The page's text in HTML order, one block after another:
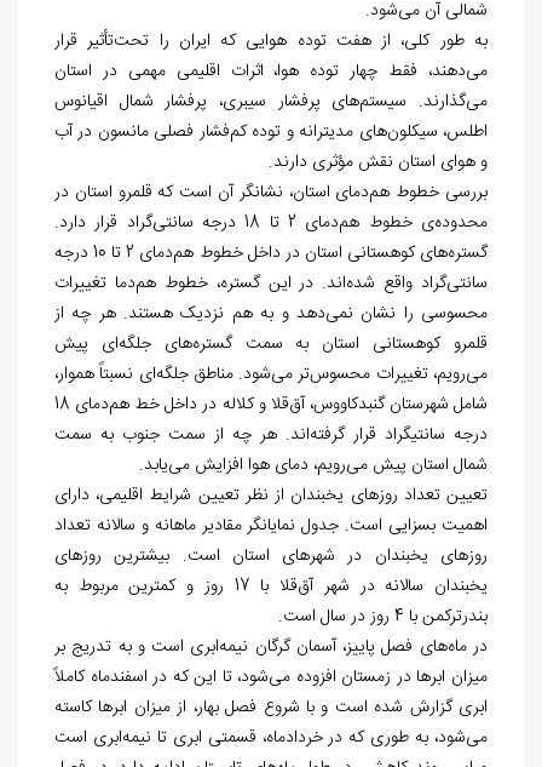
شمالی آن می‏‌شود.
به طور کلی، از هفت توده هوایی که ایران را تحتتأثیر قرار
میدهند، فقط چهار توده هوا، اثرات اقلیمی مهمی در استان
میگذارند. سیستمهای پرفشار سیبری، پرفشار شمال اقیانوس
اطلس، سیکلونهای مدیترانه و توده کمفشار فصلی مانسون در آب
و هوای استان نقش مؤثری دارند.
بررسی خطوط همدمای استان، نشانگر آن است که قلمرو استان در
محدوده‏‌ی خطوط همدمای 2 تا 18 درجه سانتی
گراد قرار دارد.
گسترههای کوهستانی استان در داخل خطوط هم
دمای 2 تا 10 درجه
سانتیگراد واقع شدهاند. در این گستره، خطوط همدما تغییرات
محسوسی را نشان نمیدهد و به هم نزدیک هستند. هر چه از
قلمرو کوهستانی استان به سمت گسترههای جلگهای پیش
میرویم، تغییرات محسوستر میشود. مناطق جلگهای نسبتاً هموار،
شامل شهرستان گنبدکاووس، آققلا و کلاله در داخل خط هم
دمای 18
درجه سانتی‏گراد قرار گرفتهاند. هر چه از سمت جنوب به سمت
شمال استان پیش میرویم، دمای هوا افزایش مییابد.
تعیین تعداد روزهای یخبندان از نظر تعیین شرایط اقلیمی، دارای
اهمیت بسزایی است. جدول نمایانگر مقادیر ماهانه و سالانه تعداد
روزهای یخبندان در شهرهای استان است. بیشترین روزهای
یخبندان سالانه در شهر آق
قلا با 17 روز و کمترین مربوط به
بندرترکمن با 4 روز در سال است.
در ماه‌های فصل پاییز، آسمان گرگان نیمه‌ابری است و به تدریج بر
میزان ابرها در زمستان افزوده می‌شود، تا این که در اسفندماه کاملاً
ابری گزارش شده است و با شروع فصل بهار، از میزان ابرها کاسته
می‏‌شود، به طوری که در خردادماه، قسمتی ابری تا نیمه‌ابری است